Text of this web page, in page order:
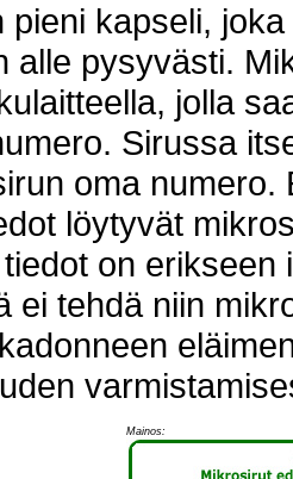
pieni kapseli,
alle pysyvästi.
jolla
Sirussa
oma numero.
löytyvät
on erikseen
ei tehdä niin
Mainos: